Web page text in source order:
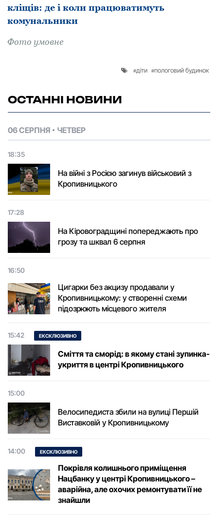
кліщів: де і коли працюватимуть
комунальники
Фото умовне
діти пологовий будинок
ОСТАННІ НОВИНИ
06 СЕРПНЯ ЧЕТВЕР
18:35
На війні з Росією загинув військовий з
Кропивницького
17:28
На Кіровоградщині попереджають про
грозу та шквал 6 серпня
16:50
Цигарки без акцизу продавали у
Кропивницькому: у створенні схеми
підозрюють місцевого жителя
15:42 ЕКСКЛЮЗИВНО
Сміття та сморід: в якому стані зупинка-
укриття в центрі Кропивницького
15:00
Велосипедиста збили на вулиці Першій
Виставковій у Кропивницькому
14:00 ЕКСКЛЮЗИВНО
Покрівля колишнього приміщення
Нацбанку у центрі Кропивницького –
аварійна, але охочих ремонтувати її не
знайшли